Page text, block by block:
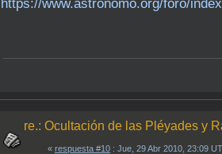
https://www.astronomo.org/foro/
re.: Ocultación de las Pléyades y
« respuesta #10 : Jue, 29 Abr 2010, 23:09